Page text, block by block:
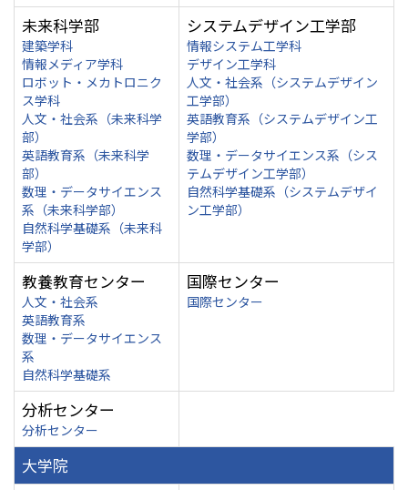
未来科学部
建築学科
情報メディア学科
ロボット・メカトロニク
ス学科
人文・社会系（未来科学
部）
英語教育系（未来科学
部）
数理・データサイエンス
系（未来科学部）
自然科学基礎系（未来科
学部）
システムデザイン工学部
情報システム工学科
デザイン工学科
人文・社会系（システムデザイン
工学部）
英語教育系（システムデザイン工
学部）
数理・データサイエンス系（シス
テムデザイン工学部）
自然科学基礎系（システムデザイ
ン工学部）
教養教育センター
人文・社会系
英語教育系
数理・データサイエンス
系
自然科学基礎系
国際センター
国際センター
分析センター
分析センター
大学院